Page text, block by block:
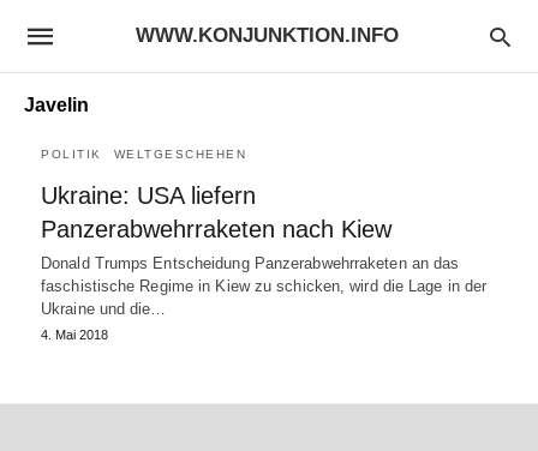
WWW.KONJUNKTION.INFO
Javelin
POLITIK WELTGESCHEHEN
Ukraine: USA liefern
Panzerabwehrraketen nach Kiew
Donald Trumps Entscheidung Panzerabwehrraketen an das
faschistische Regime in Kiew zu schicken, wird die Lage in der
Ukraine und die…
4. Mai 2018